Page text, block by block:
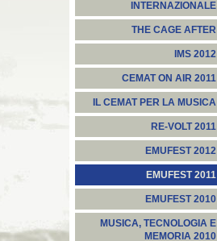
INTERNAZIONALE
THE CAGE AFTER
IMS 2012
CEMAT ON AIR 2011
IL CEMAT PER LA MUSICA
RE-VOLT 2011
EMUFEST 2012
EMUFEST 2011
EMUFEST 2010
MUSICA, TECNOLOGIA E
MEMORIA 2010